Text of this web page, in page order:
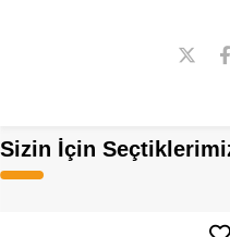
Sizin İçin